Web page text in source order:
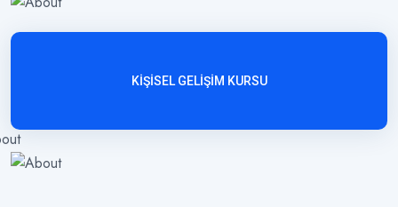
KIŞISEL GELIŞIM KURSU